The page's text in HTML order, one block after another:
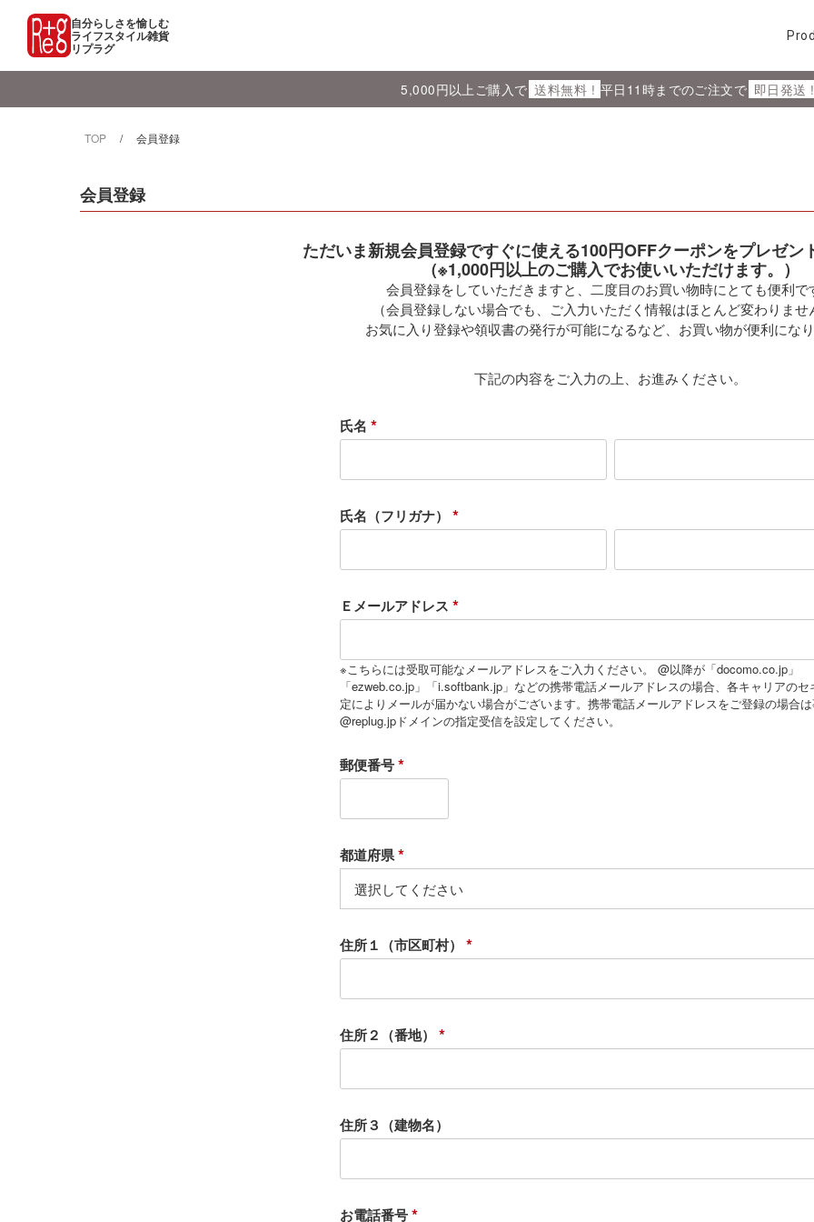
自分らしさを愉しむ
ライフスタイル雑貨
リプラグ
5,000円以上ご購入で 送料無料 ! 平日11時までのご注文で 即日発送 !
TOP 会員登録
会員登録
ただいま新規会員登録ですぐに使える100円OFFクーポンをプレゼン
（※1,000円以上のご購入でお使いいただけます。）
会員登録をしていただきますと、二度目のお買い物時にとても便利で
（会員登録しない場合でも、ご入力いただく情報はほとんど変わりませ
お気に入り登録や領収書の発行が可能になるなど、お買い物が便利にな
下記の内容をご入力の上、お進みください。
氏名
必
須
)
氏名（フリガナ）
必
須
)
Ｅメールアドレス
必
須
)
※こちらには受取可能なメールアドレスをご入力ください。 @以降が「docomo.co.jp」
「ezweb.co.jp」「i.softbank.jp」などの携帯電話メールアドレスの場合、各キャリアの
定によりメールが届かない場合がございます。携帯電話メールアドレスをご登録の場合
@replug.jpドメインの指定受信を設定してください。
郵便番号
必
須
)
都道府県
(
必
須
)
住所１（市区町村）
必
)
住所２（番地）
必
須
)
住所３（建物名）
お電話番号